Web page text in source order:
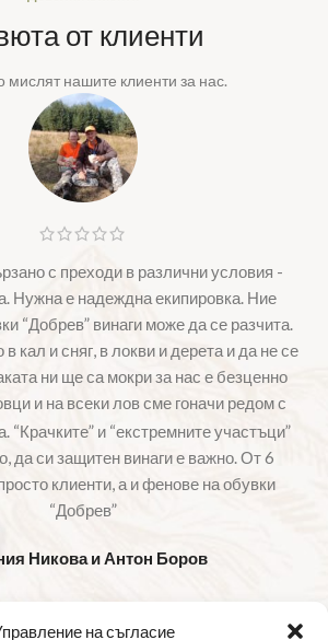
на съгласие
от клиенти
мислят нашите клиенти за нас.
с преходи в различни условия -
Нужна е надеждна екипировка. Ние
“Добрев” винаги може да се разчита.
в кал и сняг, в локви и дерета и да не се
ни ще са мокри за нас е безценно
и на всеки лов сме гоначи редом с
“Крачките” и “екстремните участъци”
да си защитен винаги е важно. От 6
клиенти, а и фенове на обувки
“Добрев”
Никова и Антон Боров